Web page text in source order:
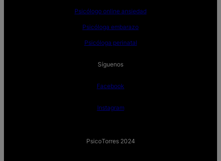
Psicólogo online ansiedad
Psicóloga embarazo
Psicóloga perinatal
Síguenos
Facebook
Instagram
PsicoTorres 2024